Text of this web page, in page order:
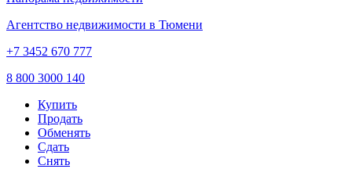
Агентство недвижимости в Тюмени
+7 3452 670 777
8 800 3000 140
Купить
Продать
Обменять
Сдать
Снять